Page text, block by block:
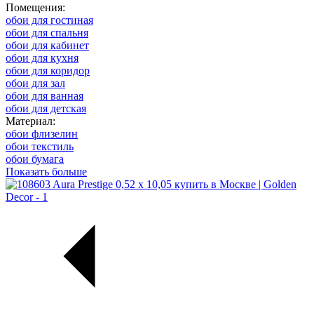
Помещения:
обои для гостиная
обои для спальня
обои для кабинет
обои для кухня
обои для коридор
обои для зал
обои для ванная
обои для детская
Материал:
обои флизелин
обои текстиль
обои бумага
Показать больше